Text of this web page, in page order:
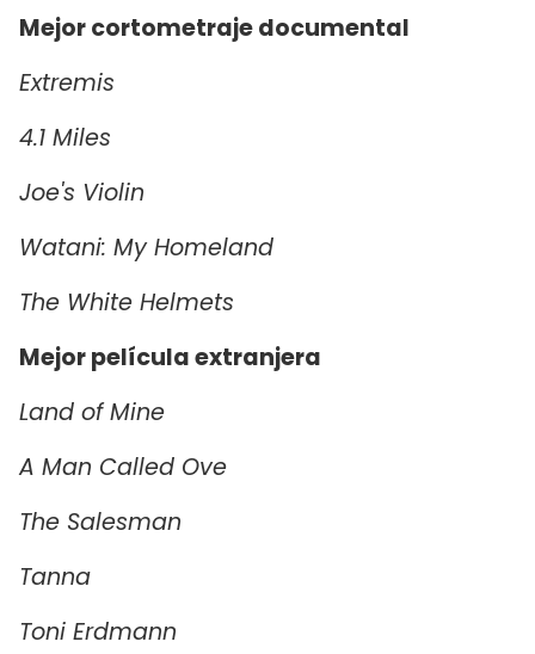
Mejor cortometraje documental
Extremis
4.1 Miles
Joe's Violin
Watani: My Homeland
The White Helmets
Mejor película extranjera
Land of Mine
A Man Called Ove
The Salesman
Tanna
Toni Erdmann